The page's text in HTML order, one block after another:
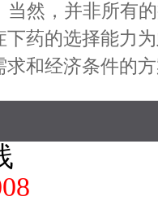
当然，并非所有
下药的选择能力
求和经济条件的